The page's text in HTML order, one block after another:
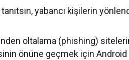
yabancı kişilerin
oltalama (phishing)
önüne geçmek için Android